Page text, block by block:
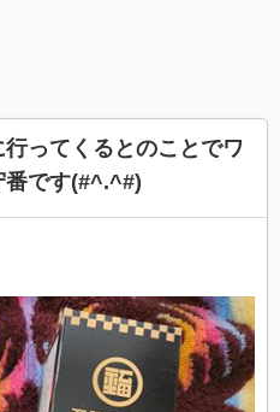
ってくるとのことでワ
番です(#^.^#)